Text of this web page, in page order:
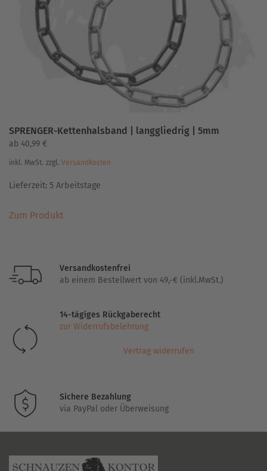
Produktseite
gewählt
werden
SPRENGER-Kettenhalsband | langgliedrig | 5mm
ab 40,99 €
inkl. MwSt. zzgl. Versandkosten
Lieferzeit: 5 Arbeitstage
Zum ProduktProdukt
auf.
können
auf
Versandkostenfrei
ab einem Bestellwert von 49,-€ (inkl.MwSt.)
14-tägiges Rückgaberecht
zur Widerrufsbelehrung
Vertrag widerrufen
Sichere Bezahlung
via PayPal oder Überweisung